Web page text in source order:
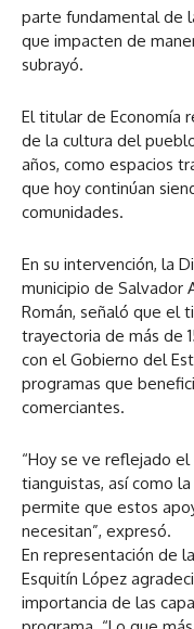
parte fundamental de
que impacten de
subrayó.
El titular de Economía
de la cultura del
años, como espacios
que hoy continúan
comunidades.
En su intervención, la
municipio de Salvador
Román, señaló que el
trayectoria de más de
con el Gobierno del
programas que
comerciantes.
“Hoy se ve reflejado
tianguistas, así como
permite que estos
necesitan”, expresó.
En representación de
Esquitín López
importancia de las